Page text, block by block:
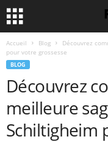
Accueil Blog
Découvrez
pour votre grossesse
BLOG
Découvrez
meilleure
Schiltigheim